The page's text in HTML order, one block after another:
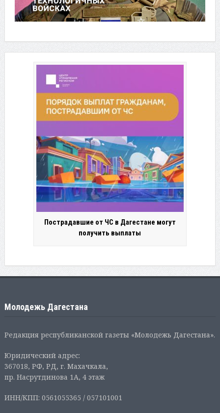
Пострадавшие от ЧС в Дагестане могут
получить выплаты
Молодежь Дагестана
Редакция республиканской газеты «Молодежь Дагестана».
Юридический адрес:
367018, РФ, РД, г. Махачкала,
пр. Насрутдинова 1А, 4 этаж
ИНН/КПП: 0561055365 / 057101001